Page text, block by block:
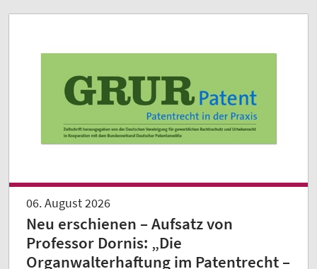
06. August 2026
Neu erschienen – Aufsatz von
Professor Dornis: „Die
Organwalterhaftung im Patentrecht –